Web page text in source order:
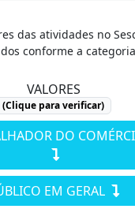
das atividades no
conforme a
VALORES
(Clique para verificar)
EM GERAL